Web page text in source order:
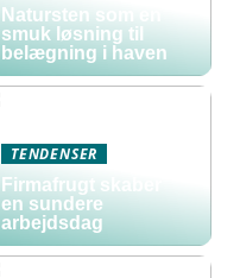
Natursten som en
smuk løsning til
belægning i haven
TENDENSER
Firmafrugt skaber
en sundere
arbejdsdag